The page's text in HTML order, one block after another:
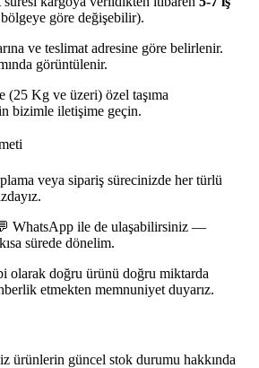
göre değişebilir).
ve teslimat adresine göre belirlenir.
görüntülenir.
Kg ve üzeri) özel taşıma
bizimle iletişime geçin.
veya sipariş sürecinizde her türlü
WhatsApp ile de ulaşabilirsiniz —
sürede dönelim.
olarak doğru ürünü doğru miktarda
etmekten memnuniyet duyarız.
ürünlerin güncel stok durumu hakkında